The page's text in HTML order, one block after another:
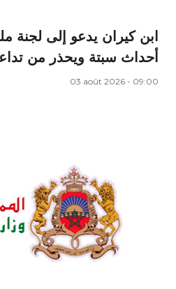
ابن كيران يدعو إلى لجنة
أحداث سبتة ويحذر من
03 août 2026 - 09:00